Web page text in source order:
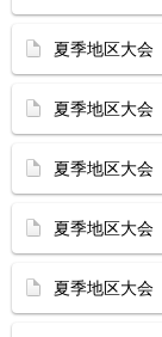
夏季地区大会
夏季地区大会
夏季地区大
夏季地区大
夏季地区大会